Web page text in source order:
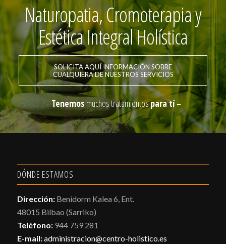
Naturopatia, Cromoterapia y
Estética Integral Holística
SOLICITA AQUÍ INFORMACIÓN SOBRE
CUALQUIERA DE NUESTROS SERVICIOS
–Tenemosmuchos tratamientospara tí –
DÓNDE ESTAMOS
Dirección:Benidorm Kalea 6, Ent.
48015 Bilbao (Sarriko)
Teléfono:944 759 281
E-mail:administracion@centro-holistico.es